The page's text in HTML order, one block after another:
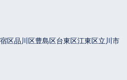
区品川区豊島区台東区江東区立川市